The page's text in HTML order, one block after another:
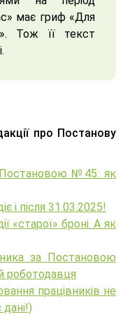
має гриф «Для
Тож її текст
про Постанову
№45: як
і після 31.03.2025!
«старої» броні. А як
за Постановою
роботодавця
працівників не